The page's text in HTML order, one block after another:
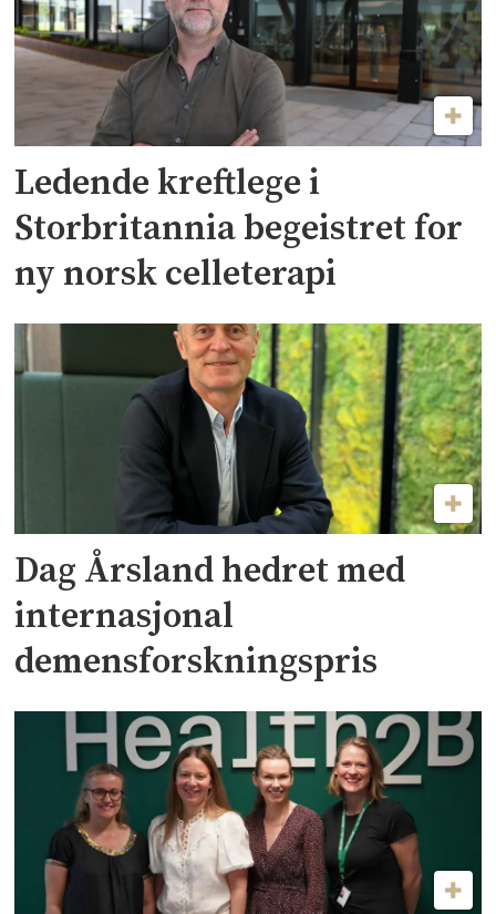
Ledende kreftlege i
Storbritannia begeistret for
ny norsk celleterapi
Dag Årsland hedret med
internasjonal
demensforskningspris